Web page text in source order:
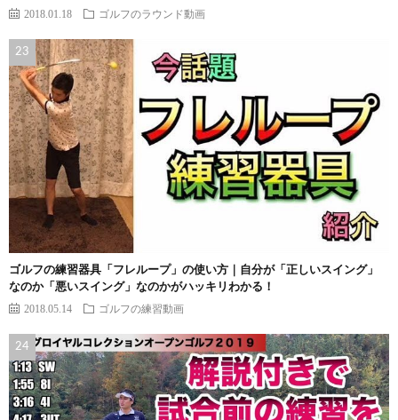
2018.01.18 ゴルフのラウンド動画
ゴルフの練習器具「フレループ」の使い方｜自分が「正しいスイング」
なのか「悪いスイング」なのかがハッキリわかる！
2018.05.14 ゴルフの練習動画